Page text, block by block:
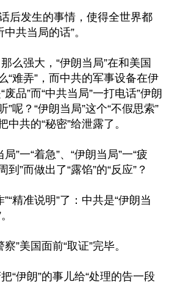
后发生的事情，使得全世界都
共当局的话”。
么强大，“伊朗当局”在和美国
“难弄”，而中共的军事设备在伊
品”而“中共当局”一打电话”伊朗
”呢？“伊朗当局”这个“不假思索”
中共的“秘密”给泄露了。
”一“着急”、“伊朗当局”一“疲
到”而做出了“露馅”的“反应”？
精准说明”了：中共是“伊朗当
”美国面前“取证”完毕。
“伊朗”的事儿给“处理的告一段